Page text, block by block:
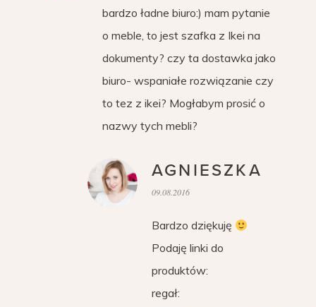
bardzo ładne biuro:) mam pytanie
o meble, to jest szafka z Ikei na
dokumenty? czy ta dostawka jako
biuro- wspaniałe rozwiązanie czy
to tez z ikei? Mogłabym prosić o
nazwy tych mebli?
AGNIESZKA
09.08.2016
Bardzo dziękuję
Podaję linki do
produktów:
regał: